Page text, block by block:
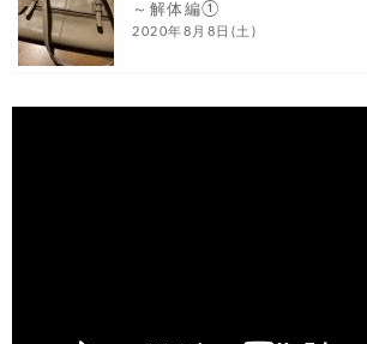
～解体編①
2020年8月8日(土)